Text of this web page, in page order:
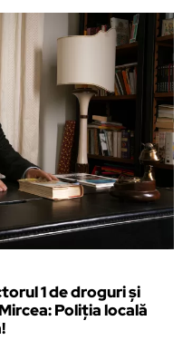
1 de droguri și
Poliția locală